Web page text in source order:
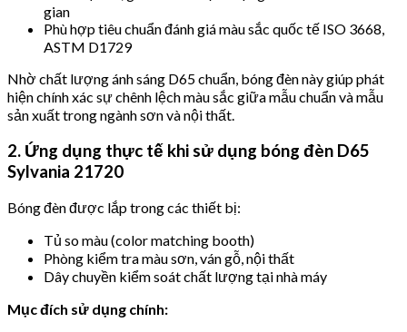
gian
Phù hợp tiêu chuẩn đánh giá màu sắc quốc tế ISO 3668,
ASTM D1729
Nhờ chất lượng ánh sáng D65 chuẩn, bóng đèn này giúp phát
hiện chính xác sự chênh lệch màu sắc giữa mẫu chuẩn và mẫu
sản xuất trong ngành sơn và nội thất.
2. Ứng dụng thực tế khi sử dụng bóng đèn D65
Sylvania 21720
Bóng đèn được lắp trong các thiết bị:
Tủ so màu (color matching booth)
Phòng kiểm tra màu sơn, ván gỗ, nội thất
Dây chuyền kiểm soát chất lượng tại nhà máy
Mục đích sử dụng chính: